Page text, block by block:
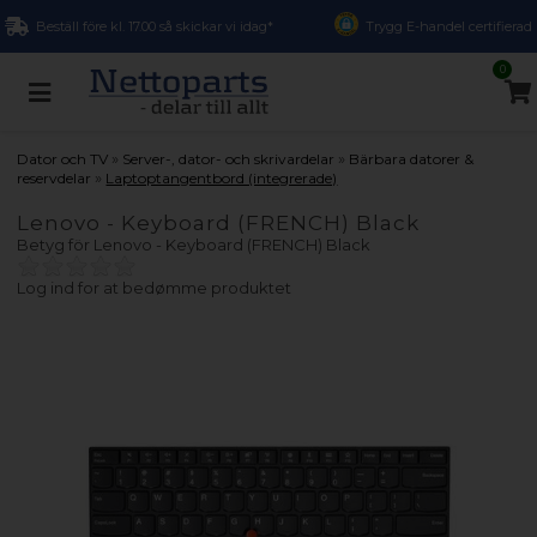
Beställ före kl. 17.00 så skickar vi idag* Trygg E-handel certifierad
0
Dator och TV » Server-, dator- och skrivardelar » Bärbara datorer &
reservdelar » Laptoptangentbord (integrerade)
Lenovo - Keyboard (FRENCH) Black
Betyg för Lenovo - Keyboard (FRENCH) Black
Log ind for at bedømme produktet